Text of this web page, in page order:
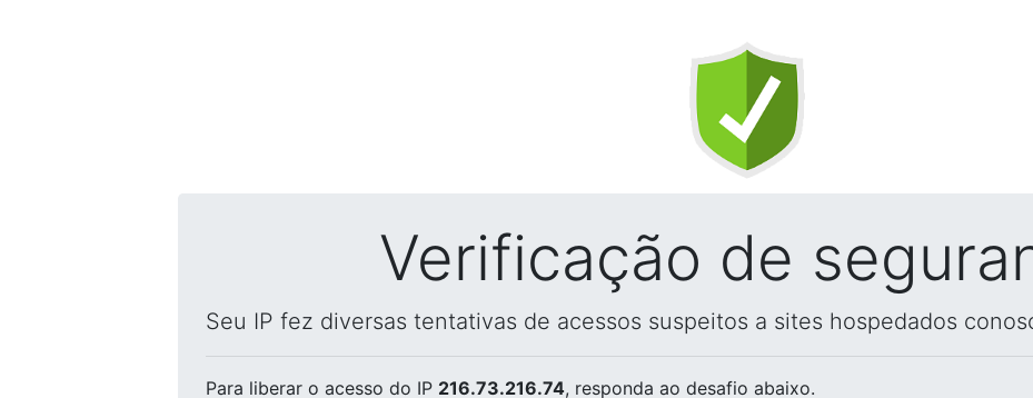
Verificação de
Seu IP fez diversas tentativas de acessos suspeitos a sites hospedados
Para liberar o acesso do IP 216.73.216.74, responda ao desafio abaixo.